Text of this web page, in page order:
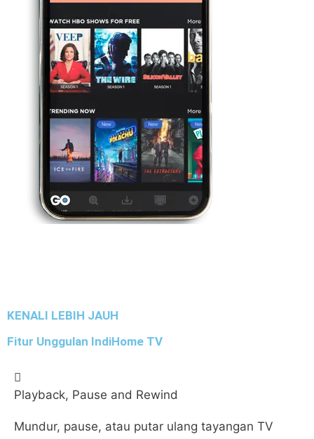
KENALI LEBIH JAUH
Fitur Unggulan IndiHome TV
Playback, Pause and Rewind
Mundur, pause, atau putar ulang tayangan TV